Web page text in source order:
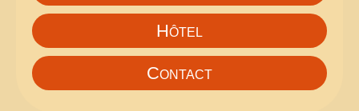
Hôtel
Contact